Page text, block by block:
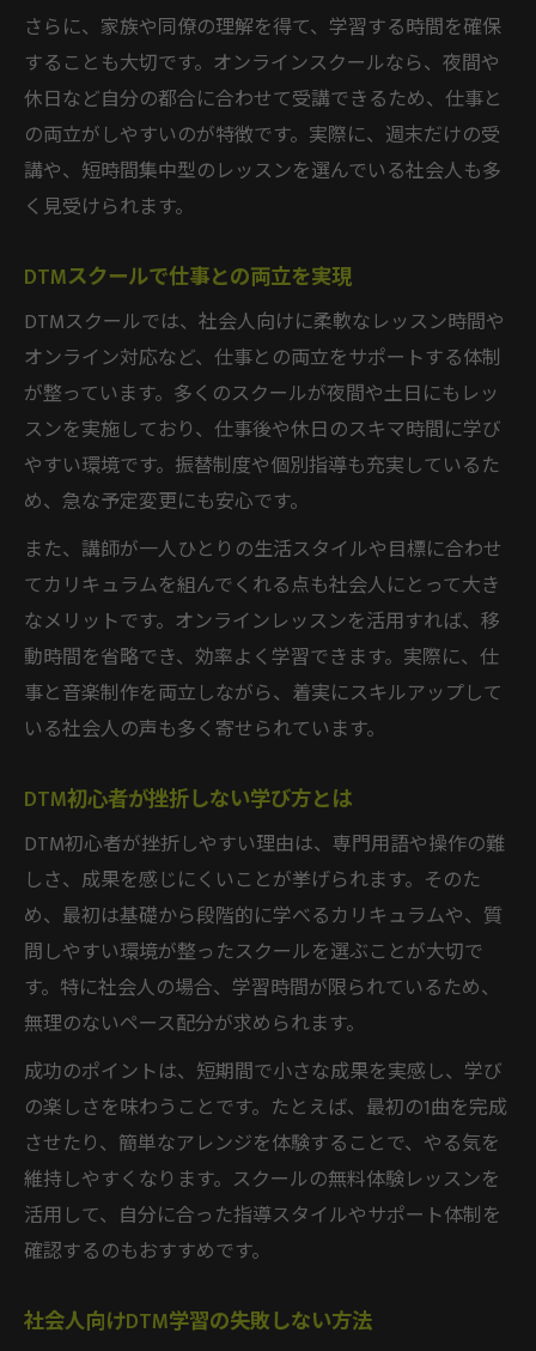
柔軟に進める社会人DTMスケジューリング
DTM上達へ導く社会人向け実践ポイント
社会人が上達するDTM実践テクニック
DTMスクールで学ぶべき練習法とは
仕事後に取り組むDTM実践の工夫
社会人向けDTM上達のための目標設定
挫折しないDTM実践課題の選び方
さらに、家族や同僚の理解を得て、学習する時間を確保
することも大切です。オンラインスクールなら、夜間や
休日など自分の都合に合わせて受講できるため、仕事と
の両立がしやすいのが特徴です。実際に、週末だけの受
講や、短時間集中型のレッスンを選んでいる社会人も多
く見受けられます。
DTMスクールで仕事との両立を実現
DTMスクールでは、社会人向けに柔軟なレッスン時間や
オンライン対応など、仕事との両立をサポートする体制
が整っています。多くのスクールが夜間や土日にもレッ
スンを実施しており、仕事後や休日のスキマ時間に学び
やすい環境です。振替制度や個別指導も充実しているた
め、急な予定変更にも安心です。
また、講師が一人ひとりの生活スタイルや目標に合わせ
てカリキュラムを組んでくれる点も社会人にとって大き
なメリットです。オンラインレッスンを活用すれば、移
動時間を省略でき、効率よく学習できます。実際に、仕
事と音楽制作を両立しながら、着実にスキルアップして
いる社会人の声も多く寄せられています。
DTM初心者が挫折しない学び方とは
DTM初心者が挫折しやすい理由は、専門用語や操作の難
しさ、成果を感じにくいことが挙げられます。そのた
め、最初は基礎から段階的に学べるカリキュラムや、質
問しやすい環境が整ったスクールを選ぶことが大切で
す。特に社会人の場合、学習時間が限られているため、
無理のないペース配分が求められます。
成功のポイントは、短期間で小さな成果を実感し、学び
の楽しさを味わうことです。たとえば、最初の1曲を完成
させたり、簡単なアレンジを体験することで、やる気を
維持しやすくなります。スクールの無料体験レッスンを
活用して、自分に合った指導スタイルやサポート体制を
確認するのもおすすめです。
社会人向けDTM学習の失敗しない方法